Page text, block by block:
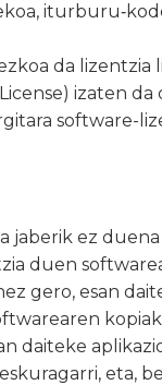
da lizentzia
izaten da
software-
ez duena
duen
gero, esan
daiteke
eta,